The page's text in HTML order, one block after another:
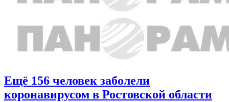
Ещё 156 человек заболели
коронавирусом в Ростовской области